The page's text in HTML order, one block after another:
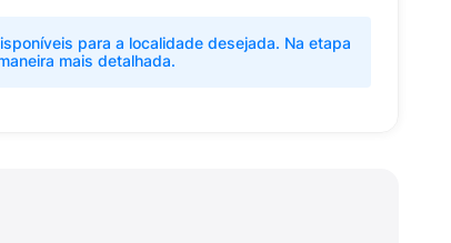
para a localidade desejada. Na etapa
mais detalhada.